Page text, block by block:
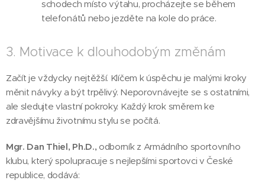
schodech místo výtahu, procházejte se během
telefonátů nebo jezděte na kole do práce.
3. Motivace k dlouhodobým změnám
Začít je vždycky nejtěžší. Klíčem k úspěchu je malými kroky
měnit návyky a být trpělivý. Neporovnávejte se s ostatními,
ale sledujte vlastní pokroky. Každý krok směrem ke
zdravějšímu životnímu stylu se počítá.
Mgr. Dan Thiel, Ph.D., odborník z Armádního sportovního
klubu, který spolupracuje s nejlepšími sportovci v České
republice, dodává: